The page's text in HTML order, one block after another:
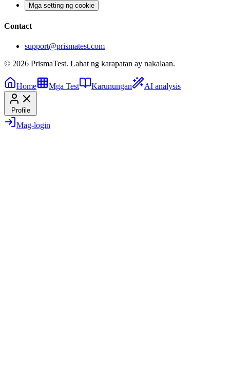
Mga setting ng cookie
Contact
support@prismatest.com
© 2026 PrismaTest. Lahat ng karapatan ay nakalaan.
Home Mga Test Karunungan AI analysis
Profile
Mag-login